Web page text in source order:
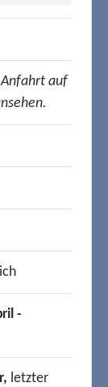
Anfahrt auf
-
letzter